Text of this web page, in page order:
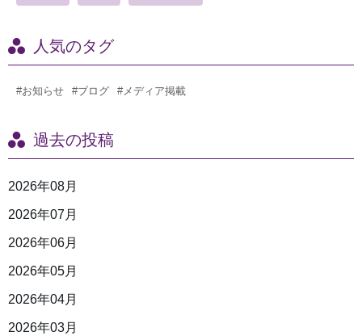
人気のタグ
#お知らせ #ブログ #メディア掲載
過去の投稿
2026年08月
2026年07月
2026年06月
2026年05月
2026年04月
2026年03月